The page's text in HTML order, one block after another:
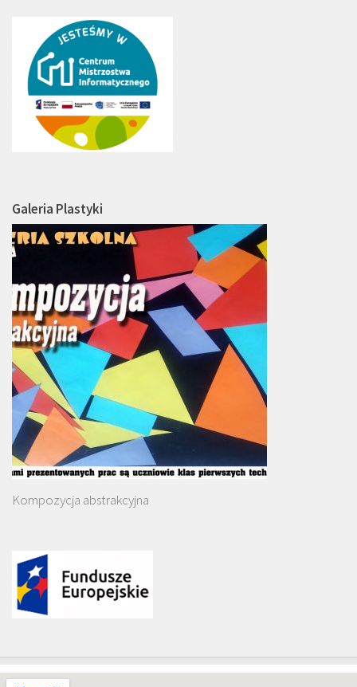
Galeria Plastyki
Kompozycja abstrakcyjna